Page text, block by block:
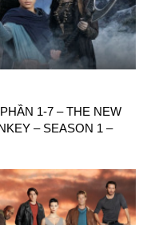
1-7 – THE NEW
– SEASON 1 –